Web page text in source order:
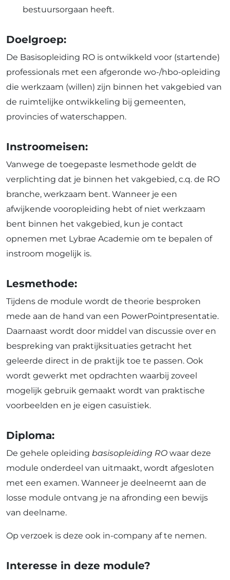
bestuursorgaan heeft.
Doelgroep:
De Basisopleiding RO is ontwikkeld voor (startende)
professionals met een afgeronde wo-/hbo-opleiding
die werkzaam (willen) zijn binnen het vakgebied van
de ruimtelijke ontwikkeling bij gemeenten,
provincies of waterschappen.
Instroomeisen:
Vanwege de toegepaste lesmethode geldt de
verplichting dat je binnen het vakgebied, c.q. de RO
branche, werkzaam bent. Wanneer je een
afwijkende vooropleiding hebt of niet werkzaam
bent binnen het vakgebied, kun je contact
opnemen met Lybrae Academie om te bepalen of
instroom mogelijk is.
Lesmethode:
Tijdens de module wordt de theorie besproken
mede aan de hand van een PowerPointpresentatie.
Daarnaast wordt door middel van discussie over en
bespreking van praktijksituaties getracht het
geleerde direct in de praktijk toe te passen. Ook
wordt gewerkt met opdrachten waarbij zoveel
mogelijk gebruik gemaakt wordt van praktische
voorbeelden en je eigen casuïstiek.
Diploma:
De gehele opleiding basisopleiding RO waar deze
module onderdeel van uitmaakt, wordt afgesloten
met een examen. Wanneer je deelneemt aan de
losse module ontvang je na afronding een bewijs
van deelname.
Op verzoek is deze ook in-company af te nemen.
Interesse in deze module?